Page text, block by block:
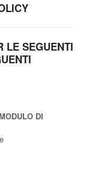
LE SEGUENTI
DI